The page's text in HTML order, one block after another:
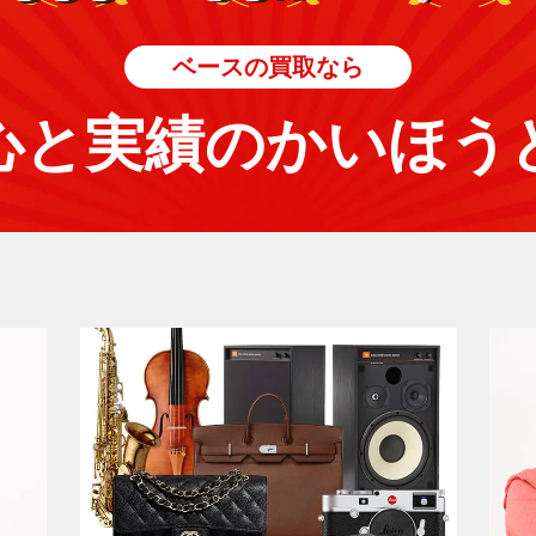
ベースの買取なら
と実績のかいほう